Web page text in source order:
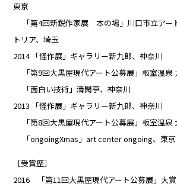
東京
「第4回新鋭作家展 本の場」川口市立アー
トリア、埼玉
2014 「怪作展」ギャラリー新九郎、神奈川
「第9回大黒屋現代アート公募展」板室温泉
「面白い技術」清閑亭、神奈川
2013 「怪作展」ギャラリー新九郎、神奈川
「第8回大黒屋現代アート公募展」板室温泉
「ongoingXmas」art center ongoing、東京
［受賞歴］
2016 「第11回大黒屋現代アート公募展」大賞